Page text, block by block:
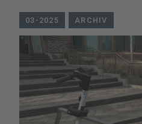
03-2025 ARCHIV